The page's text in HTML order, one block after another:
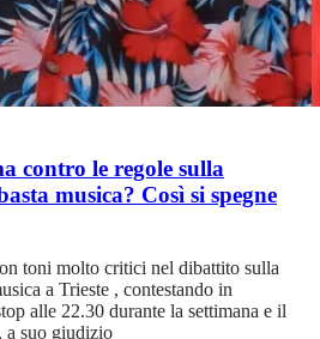
contro le regole sulla
musica? Così si spegne
toni molto critici nel dibattito sulla
a Trieste , contestando in
alle 22.30 durante la settimana e il
a suo giudizio